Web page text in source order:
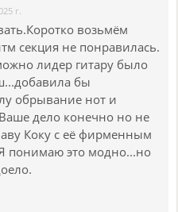
г.
возьмём
секция не понравилась.
лидер гитару было
бы
обрывание нот и
дело конечно но не
Коку с её фирменным
понимаю это модно...но